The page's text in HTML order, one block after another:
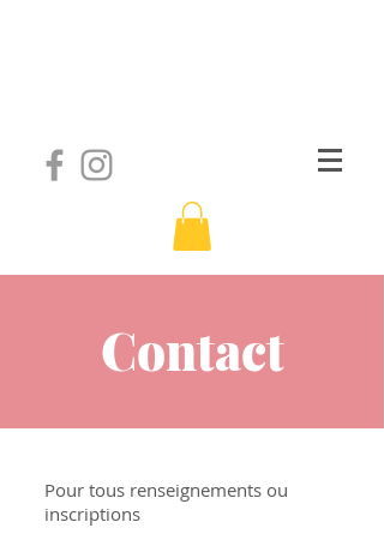
Contact
Pour tous renseignements ou
inscriptions